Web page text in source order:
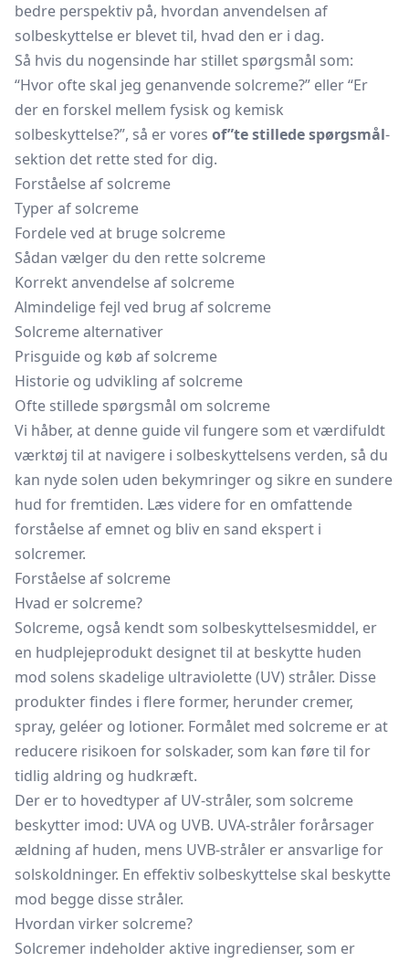
bedre perspektiv på, hvordan anvendelsen af
solbeskyttelse er blevet til, hvad den er i dag.
Så hvis du nogensinde har stillet spørgsmål som:
“Hvor ofte skal jeg genanvende solcreme?” eller “Er
der en forskel mellem fysisk og kemisk
solbeskyttelse?”, så er vores of”te stillede spørgsmål-
sektion det rette sted for dig.
Forståelse af solcreme
Typer af solcreme
Fordele ved at bruge solcreme
Sådan vælger du den rette solcreme
Korrekt anvendelse af solcreme
Almindelige fejl ved brug af solcreme
Solcreme alternativer
Prisguide og køb af solcreme
Historie og udvikling af solcreme
Ofte stillede spørgsmål om solcreme
Vi håber, at denne guide vil fungere som et værdifuldt
værktøj til at navigere i solbeskyttelsens verden, så du
kan nyde solen uden bekymringer og sikre en sundere
hud for fremtiden. Læs videre for en omfattende
forståelse af emnet og bliv en sand ekspert i
solcremer.
Forståelse af solcreme
Hvad er solcreme?
Solcreme, også kendt som solbeskyttelsesmiddel, er
en hudplejeprodukt designet til at beskytte huden
mod solens skadelige ultraviolette (UV) stråler. Disse
produkter findes i flere former, herunder cremer,
spray, geléer og lotioner. Formålet med solcreme er at
reducere risikoen for solskader, som kan føre til for
tidlig aldring og hudkræft.
Der er to hovedtyper af UV-stråler, som solcreme
beskytter imod: UVA og UVB. UVA-stråler forårsager
ældning af huden, mens UVB-stråler er ansvarlige for
solskoldninger. En effektiv solbeskyttelse skal beskytte
mod begge disse stråler.
Hvordan virker solcreme?
Solcremer indeholder aktive ingredienser, som er